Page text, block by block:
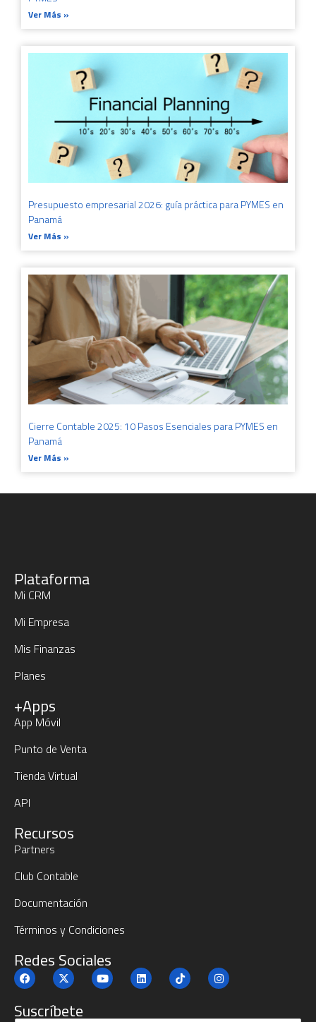
Ver Más »
Presupuesto empresarial 2026: guía práctica para PYMES en
Panamá
Ver Más »
Cierre Contable 2025: 10 Pasos Esenciales para PYMES en
Panamá
Ver Más »
Plataforma
Mi CRM
Mi Empresa
Mis Finanzas
Planes
+Apps
App Móvil
Punto de Venta
Tienda Virtual
API
Recursos
Partners
Club Contable
Documentación
Términos y Condiciones
Redes Sociales
Suscríbete